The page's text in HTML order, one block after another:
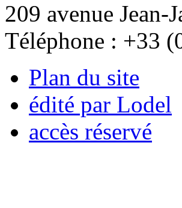
209 avenue Jean-
Téléphone : +33
Plan du site
édité par Lodel
accès réservé